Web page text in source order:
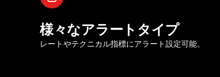
様々なアラートタイプ
レートやテクニカル指標にアラート設定可能。